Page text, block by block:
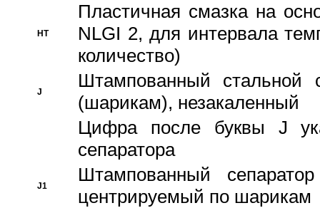
HT
Пластичная смазка на
NLGI 2, для интервала
количество)
J
Штампованный стальной
(шарикам), незакаленный
Цифра после буквы J
сепаратора
J1
Штампованный
центрируемый по шарикам